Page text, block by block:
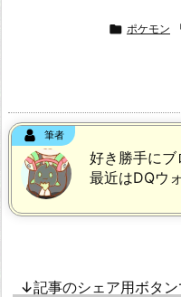
 ポケモン
筆者
好き勝手にブ
最近はDQウ
↓記事のシェア用ボタン